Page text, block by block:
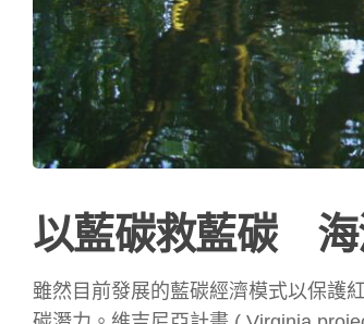
以藍碳救藍碳
雖然目前發展的藍碳經濟模式以保護